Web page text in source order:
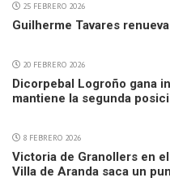
25 FEBRERO 2026
Guilherme Tavares
20 FEBRERO 2026
Dicorpebal Logroño gana
mantiene la segunda
8 FEBRERO 2026
Victoria de Granollers en
Villa de Aranda saca un